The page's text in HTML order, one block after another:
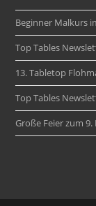
Beginner Malkurs
Top Tables
13. Tabletop
Top Tables
Große Feier zum